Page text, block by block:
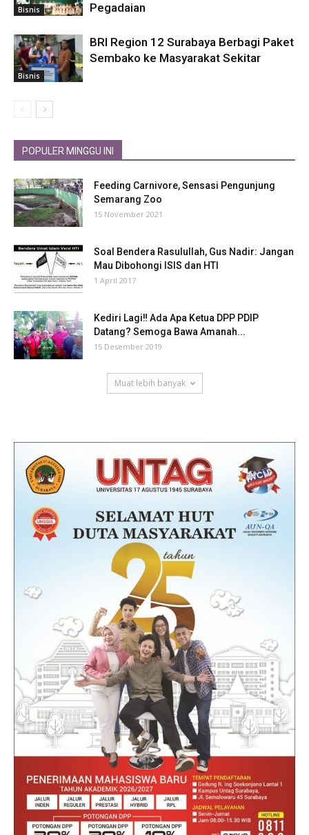
Bisnis
Pegadaian
Bisnis
BRI Region 12 Surabaya Berbagi Paket
Sembako ke Masyarakat Sekitar
POPULER MINGGU INI
Feeding Carnivore, Sensasi Pengunjung
Semarang Zoo
15 November 2021
Soal Bendera Rasulullah, Gus Nadir: Jangan
Mau Dibohongi ISIS dan HTI
1 April 2017
Kediri Lagi‼ Ada Apa Ketua DPP PDIP
Datang? Semoga Bawa Amanah...
15 Desember 2019
Muat lebih banyak